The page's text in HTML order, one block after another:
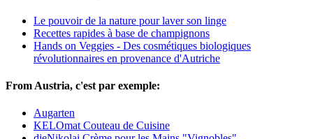
Le pouvoir de la nature pour laver son linge
Recettes rapides à base de champignons
Hands on Veggies - Des cosmétiques biologiques
révolutionnaires en provenance d'Autriche
From Austria, c'est par exemple:
Augarten
KELOmat Couteau de Cuisine